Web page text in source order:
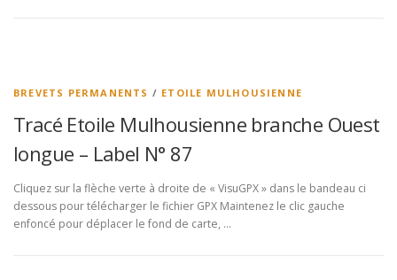
BREVETS PERMANENTS / ETOILE MULHOUSIENNE
Tracé Etoile Mulhousienne branche Ouest
longue – Label N° 87
Cliquez sur la flèche verte à droite de « VisuGPX » dans le bandeau ci
dessous pour télécharger le fichier GPX Maintenez le clic gauche
enfoncé pour déplacer le fond de carte, …